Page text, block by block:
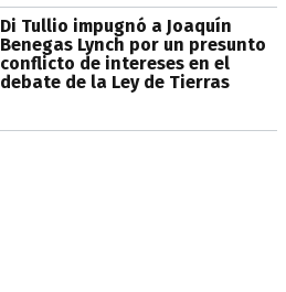
Di Tullio impugnó a Joaquín
Benegas Lynch por un presunto
conflicto de intereses en el
debate de la Ley de Tierras